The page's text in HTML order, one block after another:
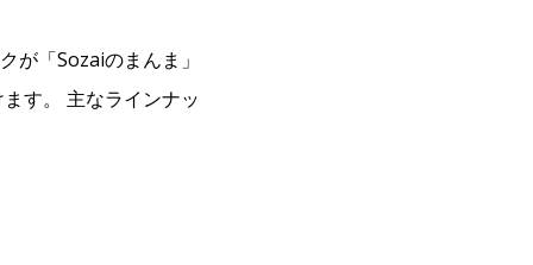
が「Sozaiのまんま」
す。 主なラインナッ